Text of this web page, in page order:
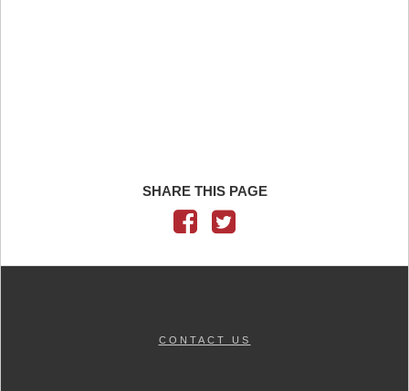
SHARE THIS PAGE
CONTACT US